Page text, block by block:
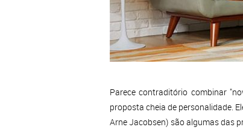
Parece contraditório combinar
proposta cheia de personalidade.
Arne Jacobsen) são algumas das